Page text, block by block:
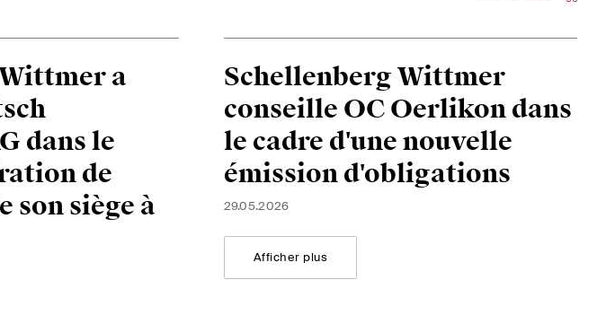
a
dans le
de
son siège à
Schellenberg Wittmer
conseille OC Oerlikon dans
le cadre d'une nouvelle
émission d'obligations
29.05.2026
Afficher plus